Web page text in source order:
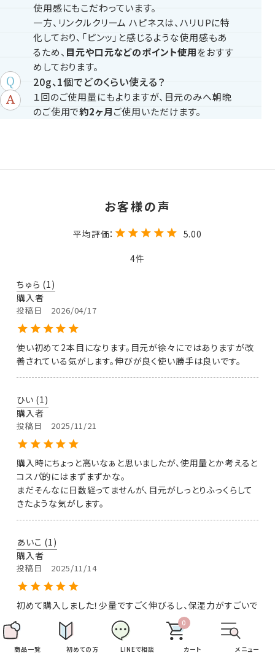
商品を購入する
商品一覧 初めての方 LINEで相談
0
カート メニュー
使用感にもこだわっています。
一方、リンクルクリーム ハピネスは、ハリUPに特
化しており、「ピンッ」と感じるような使用感もあ
るため、 目元や口元などのポイント使用をおすす
めしております。
20g、1個でどのくらい使える？
１回のご使用量にもよりますが、目元のみへ朝晩
のご使用で約2ヶ月ご使用いただけます。
5.00
4
ちゅら 1
購入者
投稿日 2026/04/17
使い初めて2本目になります。目元が徐々にではありますが改
善されている気がします。伸びが良く使い勝手は良いです。
ひい 1
購入者
投稿日 2025/11/21
購入時にちょっと高いなぁと思いましたが、使用量とか考えると
コスパ的にはまずまずかな。
まだそんなに日数経ってませんが、目元がしっとりふっくらして
きたような気がします。
あいこ 1
購入者
投稿日 2025/11/14
初めて購入しました！少量ですごく伸びるし、保湿力がすごいで
す！今後の小ジワ減少に期待します！